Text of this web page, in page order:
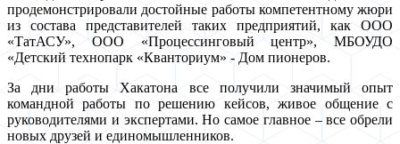
продемонстрировали достойные работы компетентному жюри
из состава представителей таких предприятий, как ООО
«ТатАСУ», ООО «Процессинговый центр», МБОУДО
«Детский технопарк «Кванториум» - Дом пионеров.
За дни работы Хакатона все получили значимый опыт
командной работы по решению кейсов, живое общение с
руководителями и экспертами. Но самое главное – все обрели
новых друзей и единомышленников.